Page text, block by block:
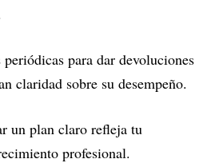
para dar devoluciones
claridad sobre su desempeño.
un plan claro refleja tu
profesional.